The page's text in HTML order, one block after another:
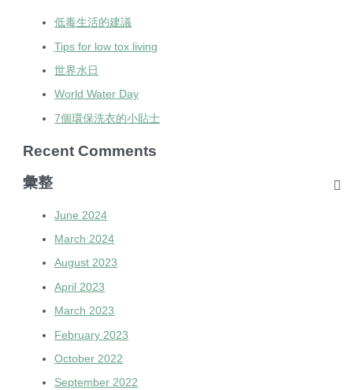
低毒生活的建議
Tips for low tox living
世界水日
World Water Day
7個環保洗衣的小貼士
Recent Comments
彙整
June 2024
March 2024
August 2023
April 2023
March 2023
February 2023
October 2022
September 2022